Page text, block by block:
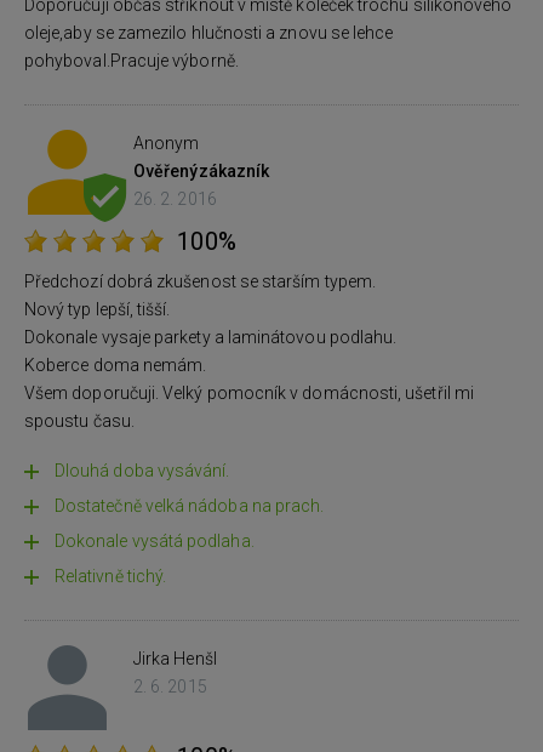
Doporučuji občas stříknout v místě koleček trochu silikonového
oleje,aby se zamezilo hlučnosti a znovu se lehce
pohyboval.Pracuje výborně.
Anonym
Ověřenýzákazník
26. 2. 2016
100%
Předchozí dobrá zkušenost se starším typem.
Nový typ lepší, tišší.
Dokonale vysaje parkety a laminátovou podlahu.
Koberce doma nemám.
Všem doporučuji. Velký pomocník v domácnosti, ušetřil mi
spoustu času.
Dlouhá doba vysávání.
Dostatečně velká nádoba na prach.
Dokonale vysátá podlaha.
Relativně tichý.
Jirka Henšl
2. 6. 2015